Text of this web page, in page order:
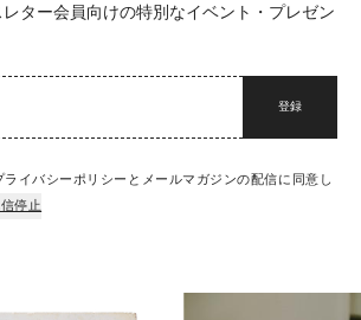
ター会員向けの特別なイベント・プレゼン
登録
イバシーポリシーとメールマガジンの配信に同意し
停止